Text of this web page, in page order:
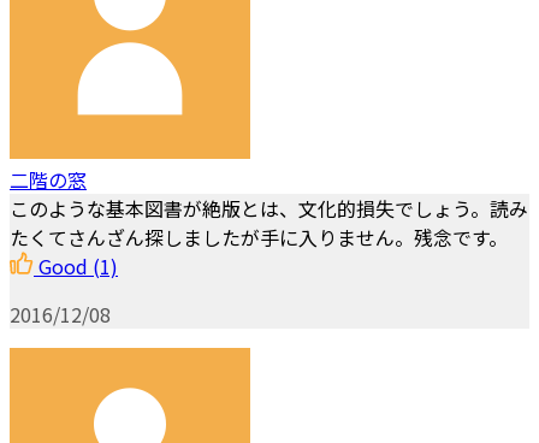
二階の窓
このような基本図書が絶版とは、文化的損失でしょう。読み
たくてさんざん探しましたが手に入りません。残念です。
Good (1)
2016/12/08